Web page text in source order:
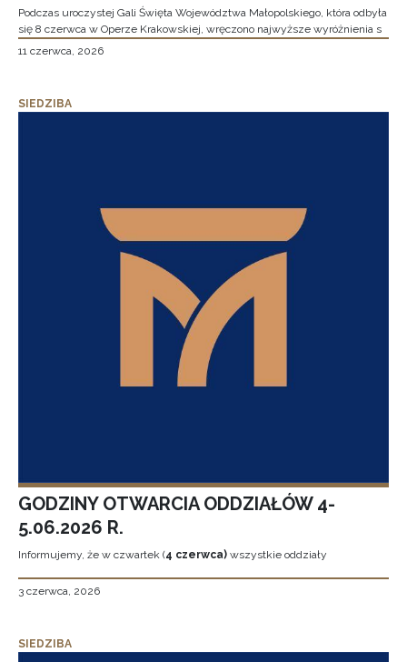
Podczas uroczystej Gali Święta Województwa Małopolskiego, która odbyła
się 8 czerwca w Operze Krakowskiej, wręczono najwyższe wyróżnienia s
11 czerwca, 2026
SIEDZIBA
GODZINY OTWARCIA ODDZIAŁÓW 4-
5.06.2026 R.
Informujemy, że w czwartek (4 czerwca) wszystkie oddziały
3 czerwca, 2026
SIEDZIBA